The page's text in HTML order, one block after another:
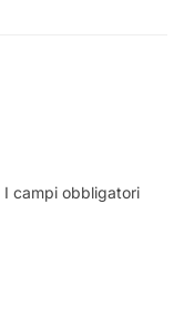
I campi obbligatori